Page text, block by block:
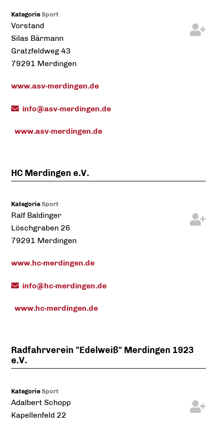
Kategorie Sport
Vorstand
Silas Bärmann
Gratzfeldweg 43
79291 Merdingen
www.asv-merdingen.de
info@asv-merdingen.de
www.asv-merdingen.de
HC Merdingen e.V.
Kategorie Sport
Ralf Baldinger
Löschgraben 26
79291 Merdingen
www.hc-merdingen.de
info@hc-merdingen.de
www.hc-merdingen.de
Radfahrverein "Edelweiß" Merdingen 1923
e.V.
Kategorie Sport
Adalbert Schopp
Kapellenfeld 22